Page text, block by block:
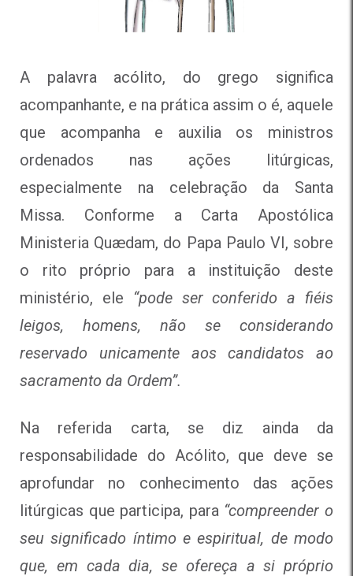
A palavra acólito, do grego significa
acompanhante, e na prática assim o é, aquele
que acompanha e auxilia os ministros
ordenados nas ações litúrgicas,
especialmente na celebração da Santa
Missa. Conforme a Carta Apostólica
Ministeria Quædam, do Papa Paulo VI, sobre
o rito próprio para a instituição deste
ministério, ele “pode ser conferido a fiéis
leigos, homens, não se considerando
reservado unicamente aos candidatos ao
sacramento da Ordem”.
Na referida carta, se diz ainda da
responsabilidade do Acólito, que deve se
aprofundar no conhecimento das ações
litúrgicas que participa, para “compreender o
seu significado íntimo e espiritual, de modo
que, em cada dia, se ofereça a si próprio